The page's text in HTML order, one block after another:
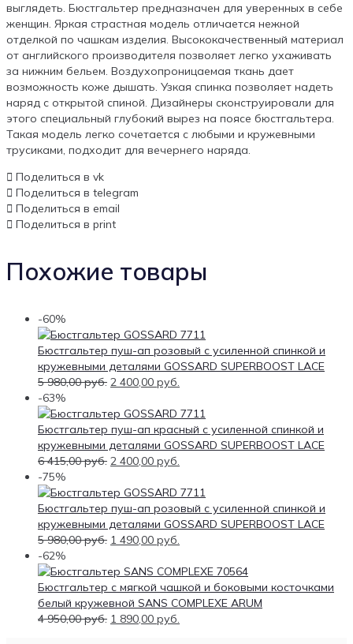
выглядеть. Бюстгальтер предназначен для уверенных в себе
женщин. Яркая страстная модель отличается нежной
отделкой по чашкам изделия. Высококачественный материал
от английского производителя позволяет легко ухаживать
за нижним бельем. Воздухопроницаемая ткань дает
возможность коже дышать. Узкая спинка позволяет надеть
наряд с открытой спиной. Дизайнеры сконструировали для
этого специальный глубокий вырез на поясе бюстгальтера.
Такая модель легко сочетается с любыми и кружевными
трусиками, подходит для вечернего наряда.
Поделиться в vk
Поделиться в telegram
Поделиться в email
Поделиться в print
Похожие товары
-60%
Бюстгальтер пуш-ап розовый с усиленной спинкой и
кружевными деталями GOSSARD SUPERBOOST LACE
5 980,00руб. 2 400,00 руб.
-63%
Бюстгальтер пуш-ап красный с усиленной спинкой и
кружевными деталями GOSSARD SUPERBOOST LACE
6 415,00руб. 2 400,00 руб.
-75%
Бюстгальтер пуш-ап розовый с усиленной спинкой и
кружевными деталями GOSSARD SUPERBOOST LACE
5 980,00руб. 1 490,00 руб.
-62%
Бюстгальтер с мягкой чашкой и боковыми косточками
белый кружевной SANS COMPLEXE ARUM
4 950,00руб. 1 890,00 руб.